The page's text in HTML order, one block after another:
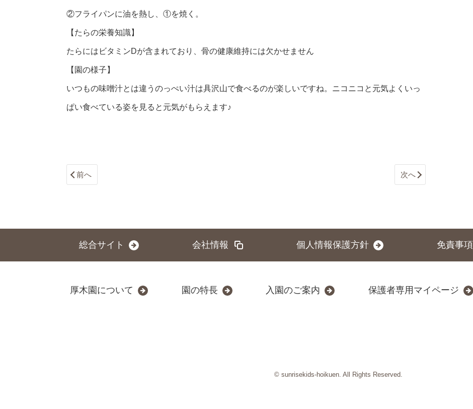
②フライパンに油を熱し、①を焼く。
【たらの栄養知識】
たらにはビタミンDが含まれており、骨の健康維持には欠かせません
【園の様子】
いつもの味噌汁とは違うのっぺい汁は具沢山で食べるのが楽しいですね。ニコニコと元気よくいっ
ぱい食べている姿を見ると元気がもらえます♪
前へ 次へ
総合サイト 会社情報 個人情報保護方針 免責事項
厚木園について 園の特長 入園のご案内 保護者専用マイページ
© sunrisekids-hoikuen. All Rights Reserved.